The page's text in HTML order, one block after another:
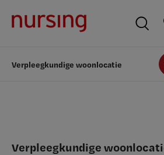
Verpleegkundige woonlocatie
Verpleegkundige